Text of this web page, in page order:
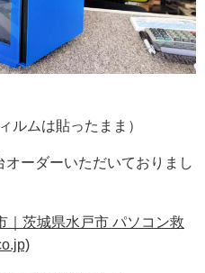
ルムは貼ったまま）
ーダーいただいておりまし
｜茨城県水戸市 パソコン救